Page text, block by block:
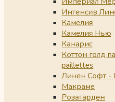
Интенсив
Камелия
Камелия Нью
Канарис
Коттон голд
paillettes
Линен Софт -
Макраме
Розагарден